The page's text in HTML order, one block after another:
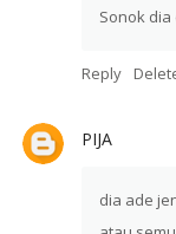
Sonok
Reply
PIJA
dia ade